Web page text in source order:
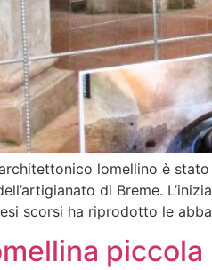
lomellino è
di Breme.
scorsi ha riprodotto le
piccola